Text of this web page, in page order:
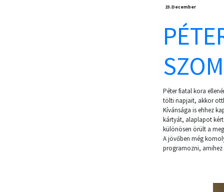
23.December
Péter fiatal kora
tölti napjait, akkor
Kívánsága is ehhez
kártyát, alaplapot
különösen örült a
A jövőben még
programozni, amihez